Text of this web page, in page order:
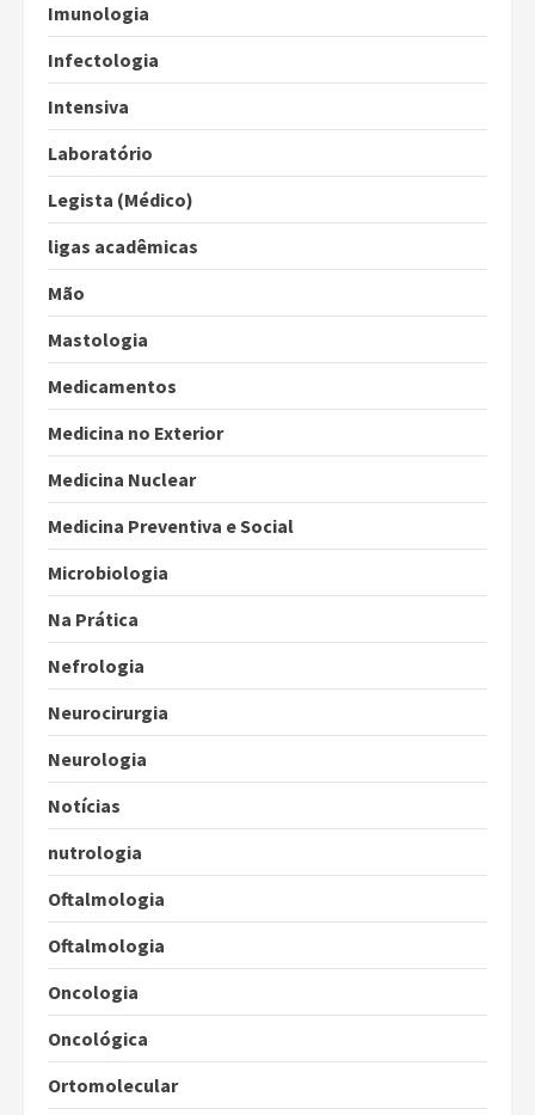
Imunologia
Infectologia
Intensiva
Laboratório
Legista (Médico)
ligas acadêmicas
Mão
Mastologia
Medicamentos
Medicina no Exterior
Medicina Nuclear
Medicina Preventiva e Social
Microbiologia
Na Prática
Nefrologia
Neurocirurgia
Neurologia
Notícias
nutrologia
Oftalmologia
Oftalmologia
Oncologia
Oncológica
Ortomolecular